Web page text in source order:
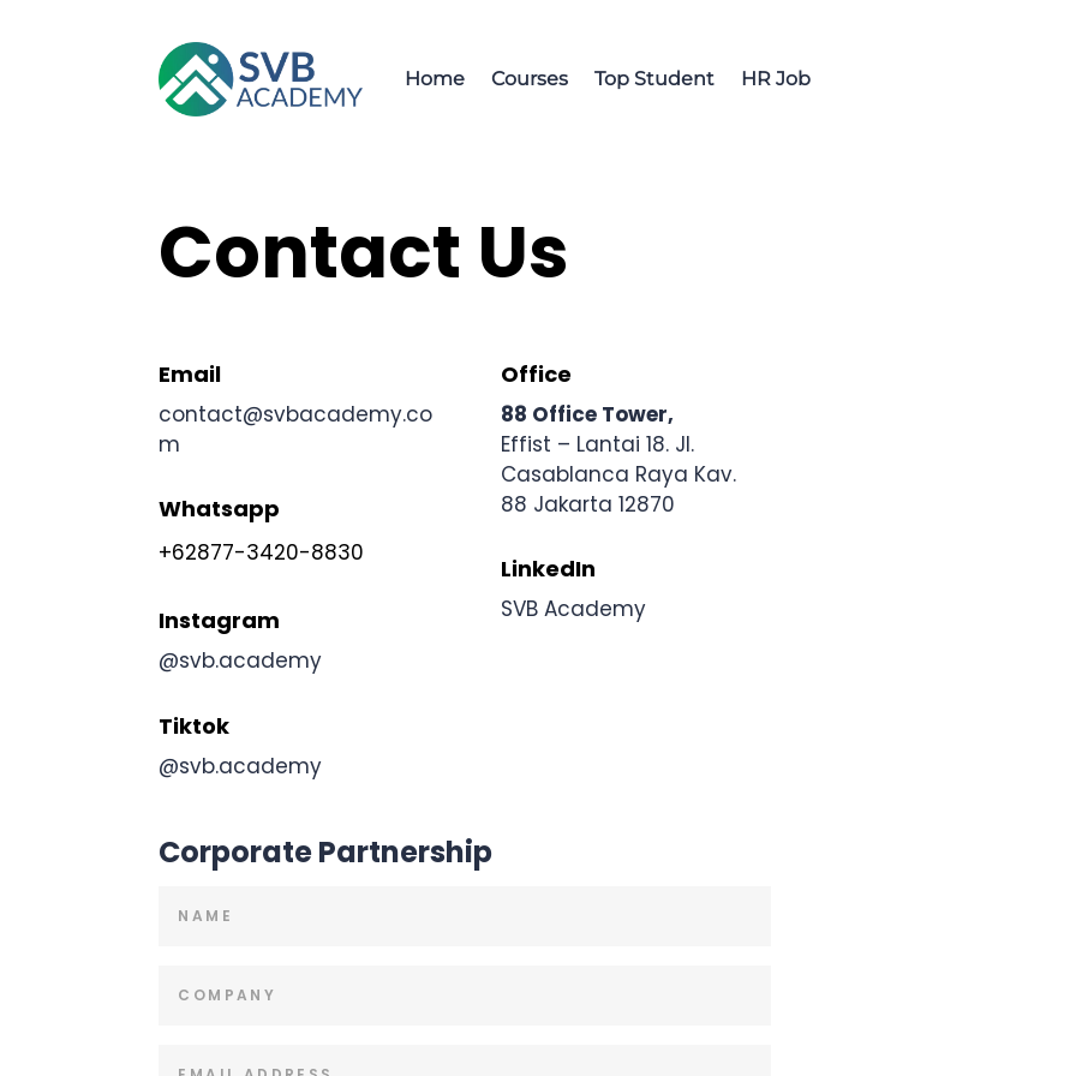
Home Courses Top Student HR Job
Contact Us
Email
contact@svbacademy.co
m
Whatsapp
+62877-3420-8830
Instagram
@svb.academy
Tiktok
@svb.academy
Office
88 Office Tower,
Effist – Lantai 18. Jl.
Casablanca Raya Kav.
88 Jakarta 12870
LinkedIn
SVB Academy
Corporate Partnership